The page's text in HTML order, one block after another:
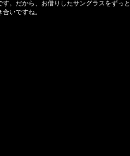
。だから、お借りしたサングラスをずっ
いですね。